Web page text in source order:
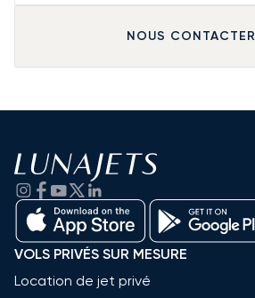
NOUS CONTACTER
VOLS PRIVÉS SUR MESURE
Location de jet privé